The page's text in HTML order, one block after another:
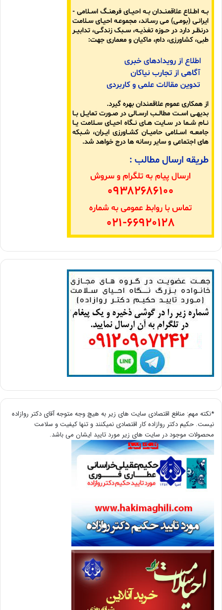
*نکته مهم: منافع اقتصادی سایت های زیر به هیچ وجه متوجه آقای دکتر روازاده
نیست. حکیم دکتر روازاده کار اقتصادی نمیکنند و تنها کیفیت و سلامت
محصولات موجود در سایت های زیر مورد تایید ایشان می باشد.